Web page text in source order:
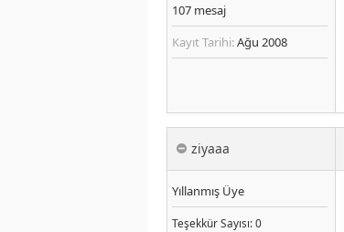
107 mesaj
Kayıt Tarihi:Ağu 2008
ziyaaa
Yıllanmış Üye
TeşekkürSayısı: 0